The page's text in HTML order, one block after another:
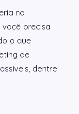
no
você precisa
o que
de
dentre